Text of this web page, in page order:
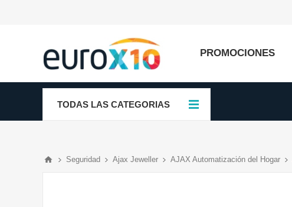
PROMOCIONES
TODAS LAS CATEGORIAS
Seguridad Ajax Jeweller AJAX Automatización del Hogar